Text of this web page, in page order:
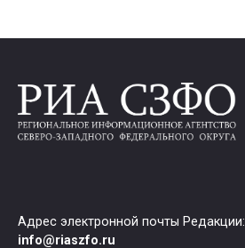
Адрес электронной почты Редакции:
info@riaszfo.ru